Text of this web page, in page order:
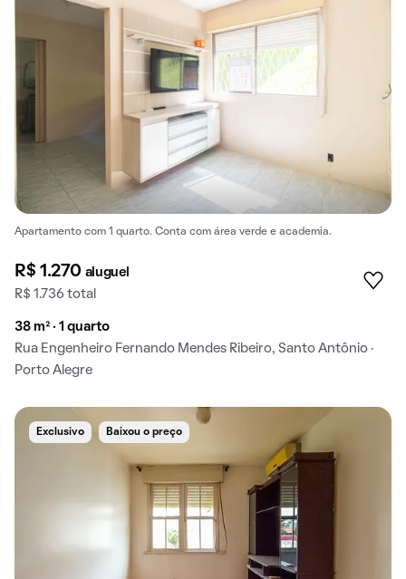
Apartamento com 1 quarto. Conta com área verde e academia.
R$ 1.270 aluguel
R$ 1.736 total
38 m² · 1 quarto
Rua Engenheiro Fernando Mendes Ribeiro, Santo Antônio ·
Porto Alegre
Exclusivo Baixou o preço